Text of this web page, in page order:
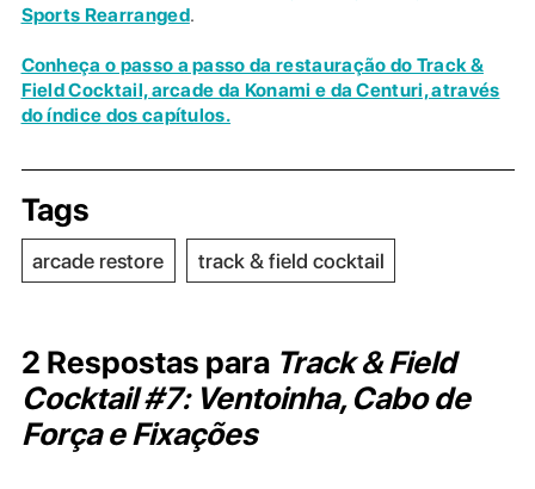
Sports Rearranged.
Conheça o passo a passo da restauração do Track &
Field Cocktail, arcade da Konami e da Centuri, através
do índice dos capítulos.
Tags
arcade restore track & field cocktail
2 Respostas para Track & Field
Cocktail #7: Ventoinha, Cabo de
Força e Fixações